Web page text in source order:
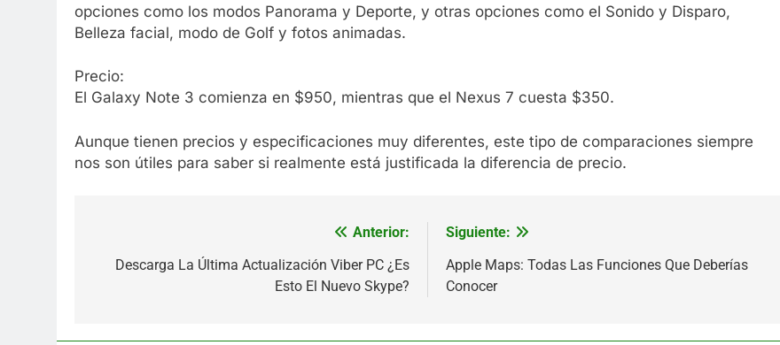
opciones como los modos Panorama y Deporte, y otras opciones como el Sonido y Disparo,
Belleza facial, modo de Golf y fotos animadas.
Precio:
El Galaxy Note 3 comienza en $950, mientras que el Nexus 7 cuesta $350.
Aunque tienen precios y especificaciones muy diferentes, este tipo de comparaciones siempre
nos son útiles para saber si realmente está justificada la diferencia de precio.
Anterior:
Descarga La Última Actualización Viber PC ¿Es
Esto El Nuevo Skype?
Siguiente:
Apple Maps: Todas Las Funciones Que Deberías
Conocer